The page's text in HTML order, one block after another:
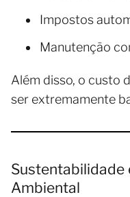
Impostos
Manutenção
Além disso, o custo
ser extremamente
Sustentabilidade
Ambiental